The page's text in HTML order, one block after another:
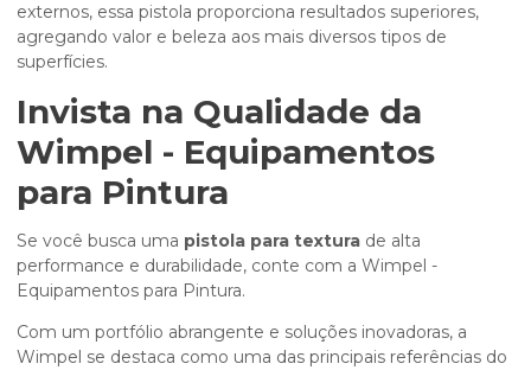
externos, essa pistola proporciona resultados superiores,
agregando valor e beleza aos mais diversos tipos de
superfícies.
Invista na Qualidade da
Wimpel - Equipamentos
para Pintura
Se você busca uma pistola para textura de alta
performance e durabilidade, conte com a Wimpel -
Equipamentos para Pintura.
Com um portfólio abrangente e soluções inovadoras, a
Wimpel se destaca como uma das principais referências do